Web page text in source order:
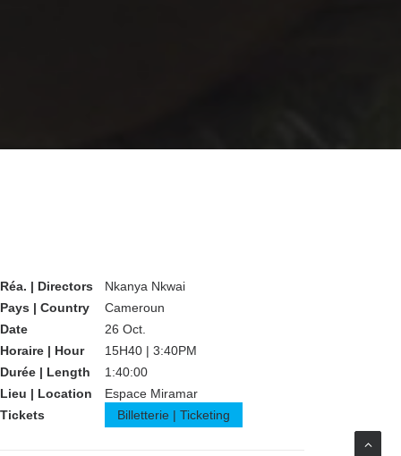
Réa. | Directors
Nkanya Nkwai
Pays | Country
Cameroun
Date
26 Oct.
Horaire | Hour
15H40 | 3:40PM
Durée | Length
1:40:00
Lieu | Location
Espace Miramar
Tickets
Billetterie | Ticketing